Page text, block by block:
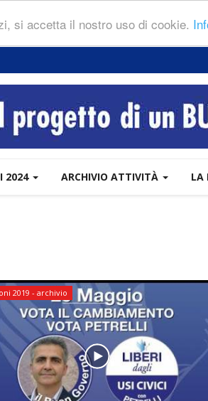
si accetta il nostro uso di cookie.
2024 ARCHIVIO ATTIVITÀ LA
2019 - archivio